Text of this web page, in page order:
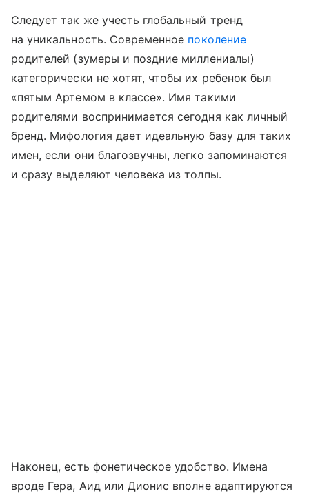
Следует так же учесть глобальный тренд
на уникальность. Современное поколение
родителей (зумеры и поздние миллениалы)
категорически не хотят, чтобы их ребенок был
«пятым Артемом в классе». Имя такими
родителями воспринимается сегодня как личный
бренд. Мифология дает идеальную базу для таких
имен, если они благозвучны, легко запоминаются
и сразу выделяют человека из толпы.
Наконец, есть фонетическое удобство. Имена
вроде Гера, Аид или Дионис вполне адаптируются